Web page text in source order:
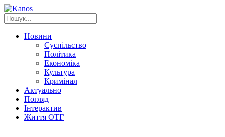
Новини
Суспільство
Політика
Економіка
Культура
Кримінал
Актуально
Погляд
Інтерактив
Життя ОТГ